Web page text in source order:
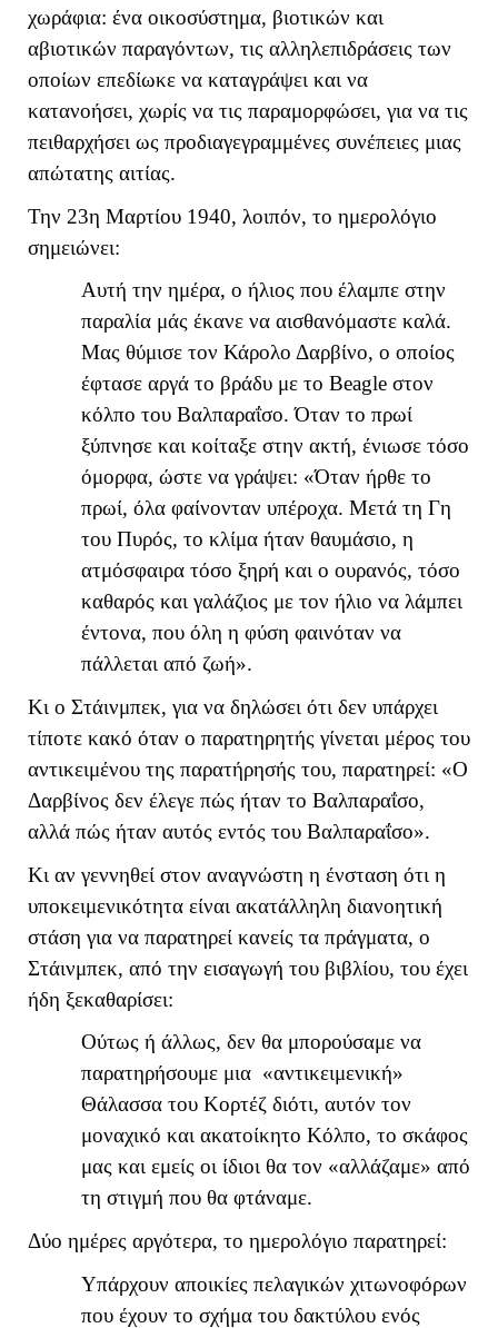
χωράφια: ένα οικοσύστημα, βιοτικών και
αβιοτικών παραγόντων, τις αλληλεπιδράσεις των
οποίων επεδίωκε να καταγράψει και να
κατανοήσει, χωρίς να τις παραμορφώσει, για να τις
πειθαρχήσει ως προδιαγεγραμμένες συνέπειες μιας
απώτατης αιτίας.
Την 23η Μαρτίου 1940, λοιπόν, το ημερολόγιο
σημειώνει:
Αυτή την ημέρα, ο ήλιος που έλαμπε στην
παραλία μάς έκανε να αισθανόμαστε καλά.
Μας θύμισε τον Κάρολο Δαρβίνο, ο οποίος
έφτασε αργά το βράδυ με το Beagle στον
κόλπο του Βαλπαραΐσο. Όταν το πρωί
ξύπνησε και κοίταξε στην ακτή, ένιωσε τόσο
όμορφα, ώστε να γράψει: «Όταν ήρθε το
πρωί, όλα φαίνονταν υπέροχα. Μετά τη Γη
του Πυρός, το κλίμα ήταν θαυμάσιο, η
ατμόσφαιρα τόσο ξηρή και ο ουρανός, τόσο
καθαρός και γαλάζιος με τον ήλιο να λάμπει
έντονα, που όλη η φύση φαινόταν να
πάλλεται από ζωή».
Κι ο Στάινμπεκ, για να δηλώσει ότι δεν υπάρχει
τίποτε κακό όταν ο παρατηρητής γίνεται μέρος του
αντικειμένου της παρατήρησής του, παρατηρεί: «Ο
Δαρβίνος δεν έλεγε πώς ήταν το Βαλπαραΐσο,
αλλά πώς ήταν αυτός εντός του Βαλπαραΐσο».
Κι αν γεννηθεί στον αναγνώστη η ένσταση ότι η
υποκειμενικότητα είναι ακατάλληλη διανοητική
στάση για να παρατηρεί κανείς τα πράγματα, ο
Στάινμπεκ, από την εισαγωγή του βιβλίου, του έχει
ήδη ξεκαθαρίσει:
Ούτως ή άλλως, δεν θα μπορούσαμε να
παρατηρήσουμε μια «αντικειμενική»
Θάλασσα του Κορτέζ διότι, αυτόν τον
μοναχικό και ακατοίκητο Κόλπο, το σκάφος
μας και εμείς οι ίδιοι θα τον «αλλάζαμε» από
τη στιγμή που θα φτάναμε.
Δύο ημέρες αργότερα, το ημερολόγιο παρατηρεί:
Υπάρχουν αποικίες πελαγικών χιτωνοφόρων
που έχουν το σχήμα του δακτύλου ενός